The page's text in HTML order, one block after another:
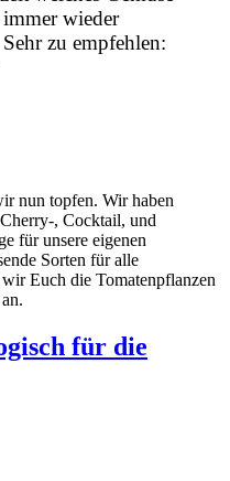
wieder
zu empfehlen:
nun topfen. Wir haben
, Cocktail, und
für unsere eigenen
Sorten für alle
Euch die Tomatenpflanzen
für die